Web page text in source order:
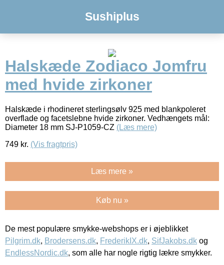
Sushiplus
Halskæde Zodiaco Jomfru
med hvide zirkoner
Halskæde i rhodineret sterlingsølv 925 med blankpoleret
overflade og facetslebne hvide zirkoner. Vedhængets mål:
Diameter 18 mm SJ-P1059-CZ (Læs mere)
749 kr. (Vis fragtpris)
Læs mere »
Køb nu »
De mest populære smykke-webshops er i øjeblikket
Pilgrim.dk, Brodersens.dk, FrederikIX.dk, SifJakobs.dk og
EndlessNordic.dk, som alle har nogle rigtig lækre smykker.